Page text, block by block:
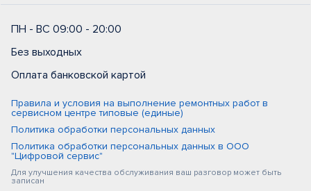
ПН - ВС 09:00 - 20:00
Без выходных
Оплата банковской картой
Правила и условия на выполнение ремонтных работ в
сервисном центре типовые (единые)
Политика обработки персональных данных
Политика обработки персональных данных в ООО
"Цифровой сервис"
Для улучшения качества обслуживания ваш разговор может быть
записан